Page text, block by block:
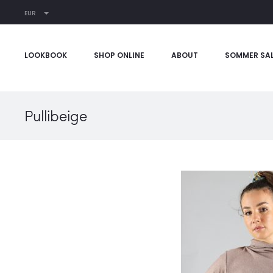
EUR
LOOKBOOK SHOP ONLINE ABOUT SOMMER
Pullibeige